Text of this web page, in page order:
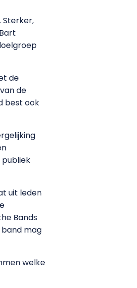
Sterker,
de
de
best ook
uit leden
Bands
band mag
welke